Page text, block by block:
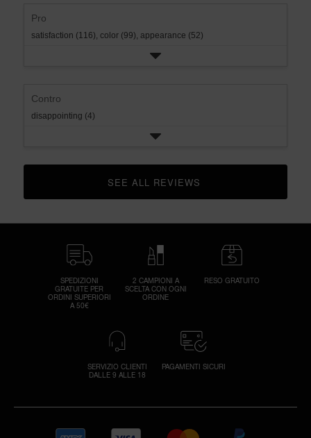
Pro
satisfaction (116), color (99), appearance (52)
Contro
disappointing (4)
CLICK TO GO TO ALL REVIEWS
SPEDIZIONI
GRATUITE PER
ORDINI SUPERIORI
A 50€
2 CAMPIONI A
SCELTA CON OGNI
ORDINE
RESO GRATUITO
SERVIZIO CLIENTI
DALLE 9 ALLE 18
PAGAMENTI SICURI